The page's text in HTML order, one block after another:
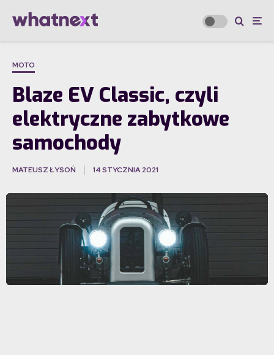
MOTO
Blaze EV Classic, czyli
elektryczne zabytkowe
samochody
MATEUSZ ŁYSOŃ 14 STYCZNIA 2021